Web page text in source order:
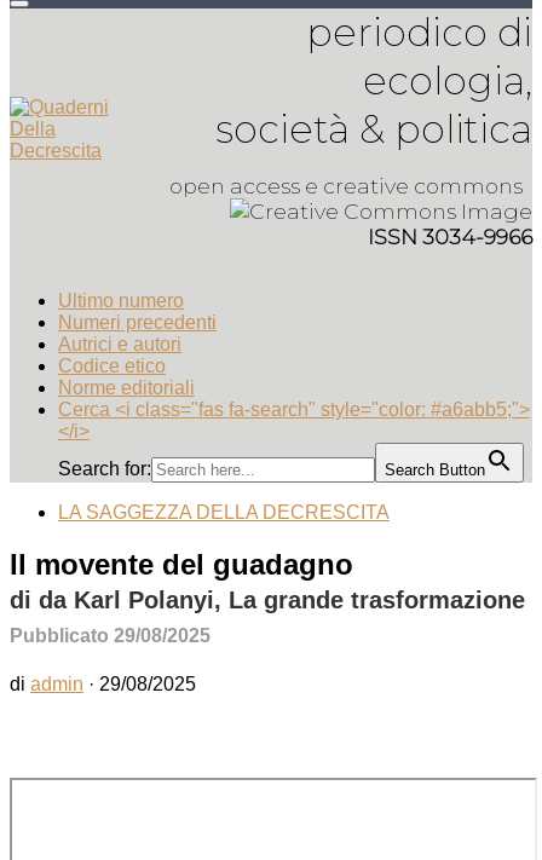
periodico di
ecologia,
società & politica
open access e creative commons
ISSN 3034-9966
Ultimo numero
Numeri precedenti
Autrici e autori
Codice etico
Norme editoriali
Cerca <i class="fas fa-search" style="color: #a6abb5;">
</i>
Search for:
Search Button
LA SAGGEZZA DELLA DECRESCITA
Il movente del guadagno
di da Karl Polanyi, La grande trasformazione
Pubblicato 29/08/2025
di admin · 29/08/2025